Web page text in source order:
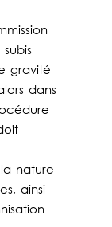
gravité
dans
nature
ainsi